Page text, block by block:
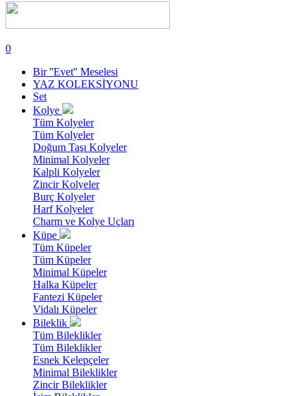
0
Bir ''Evet'' Meselesi
YAZ KOLEKSİYONU
Set
Kolye
Tüm Kolyeler
Tüm Kolyeler
Doğum Taşı Kolyeler
Minimal Kolyeler
Kalpli Kolyeler
Zincir Kolyeler
Burç Kolyeler
Harf Kolyeler
Charm ve Kolye Uçları
Küpe
Tüm Küpeler
Tüm Küpeler
Minimal Küpeler
Halka Küpeler
Fantezi Küpeler
Vidalı Küpeler
Bileklik
Tüm Bileklikler
Tüm Bileklikler
Esnek Kelepçeler
Minimal Bileklikler
Zincir Bileklikler